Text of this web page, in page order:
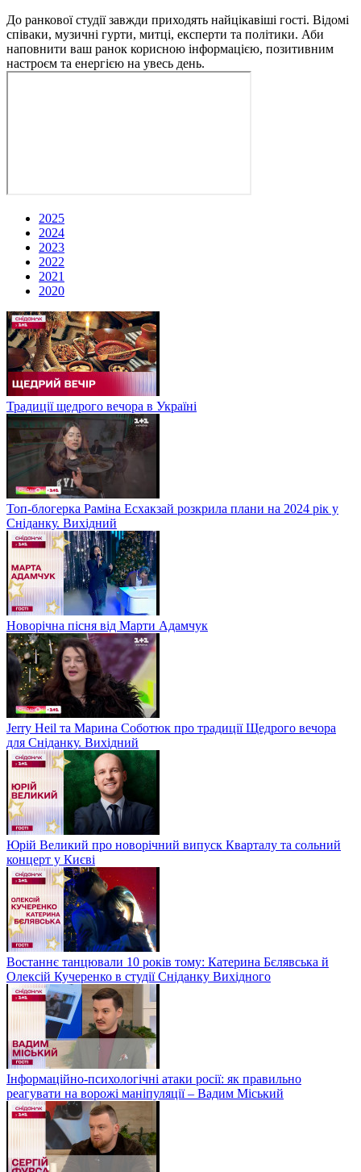
До ранкової студії завжди приходять найцікавіші гості. Відомі
співаки, музичні гурти, митці, експерти та політики. Аби
наповнити ваш ранок корисною інформацією, позитивним
настроєм та енергією на увесь день.
2025
2024
2023
2022
2021
2020
Традиції щедрого вечора в Україні
Топ-блогерка Раміна Есхакзай розкрила плани на 2024 рік у
Сніданку. Вихідний
Новорічна пісня від Марти Адамчук
Jerry Heil та Марина Соботюк про традиції Щедрого вечора
для Сніданку. Вихідний
Юрій Великий про новорічний випуск Кварталу та сольний
концерт у Києві
Востаннє танцювали 10 років тому: Катерина Бєлявська й
Олексій Кучеренко в студії Сніданку Вихідного
Інформаційно-психологічні атаки росії: як правильно
реагувати на ворожі маніпуляції – Вадим Міський